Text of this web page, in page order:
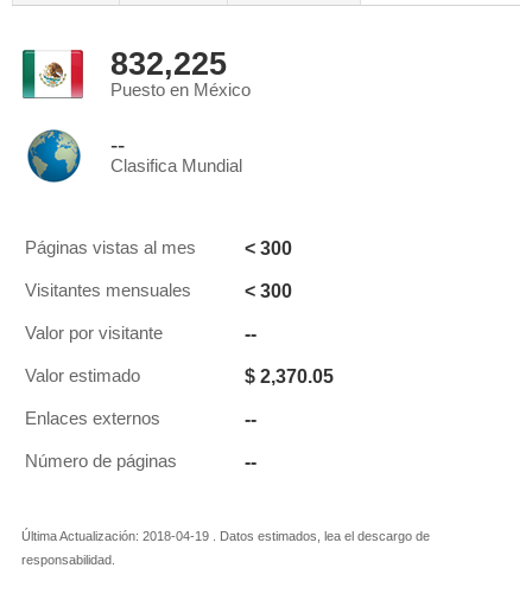
832,225
Puesto en México
--
Clasifica Mundial
Páginas vistas al mes < 300
Visitantes mensuales < 300
Valor por visitante --
Valor estimado $ 2,370.05
Enlaces externos --
Número de páginas --
Última Actualización: 2018-04-19 . Datos estimados, lea el descargo de
responsabilidad.